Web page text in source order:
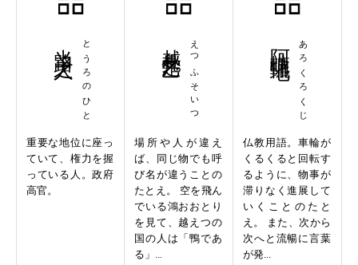
とうろのひと
重要な地位に座っ
ていて、権力を握
っている人。政府
高官。
えつふそいつ
場所や人が違え
ば、同じ物でも呼
び名が違うことの
たとえ。 空を飛ん
でいる鴻おおとり
を見て、越えつの
国の人は「鴨であ
る」...
あろくろくじ
仏教用語。車輪が
くるくると回転す
るように、物事が
滞りなく進展して
いくことのたと
え。 また、次から
次へと流暢に言葉
が発...